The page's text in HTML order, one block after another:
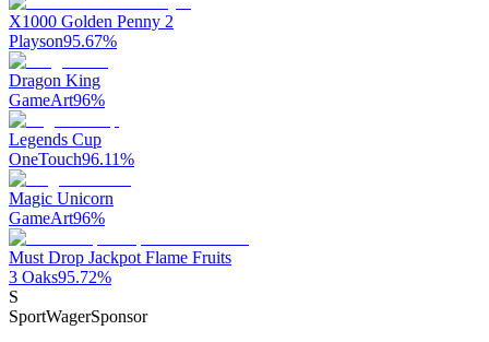
X1000 Golden Penny 2
Playson95.67%
Dragon King
GameArt96%
Legends Cup
OneTouch96.11%
Magic Unicorn
GameArt96%
Must Drop Jackpot Flame Fruits
3 Oaks95.72%
S
SportWagerSponsor